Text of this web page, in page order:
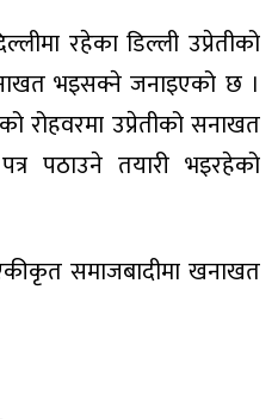
रहेका डिल्ली उप्रेतीको
भइसक्ने जनाइएको छ ।
रोहवरमा उप्रेतीको सनाखत
पठाउने तयारी भइरहेको
समाजबादीमा खनाखत